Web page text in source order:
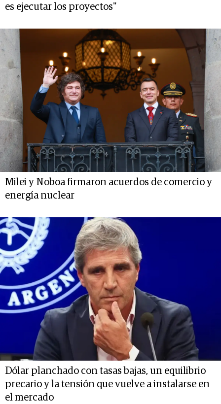
es ejecutar los proyectos"
Milei y Noboa firmaron acuerdos de comercio y
energía nuclear
Dólar planchado con tasas bajas, un equilibrio
precario y la tensión que vuelve a instalarse en
el mercado